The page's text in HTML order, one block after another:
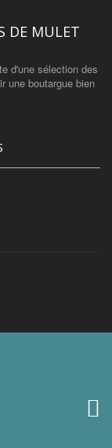
DE MULET
d'une sélection des
une boutargue bien